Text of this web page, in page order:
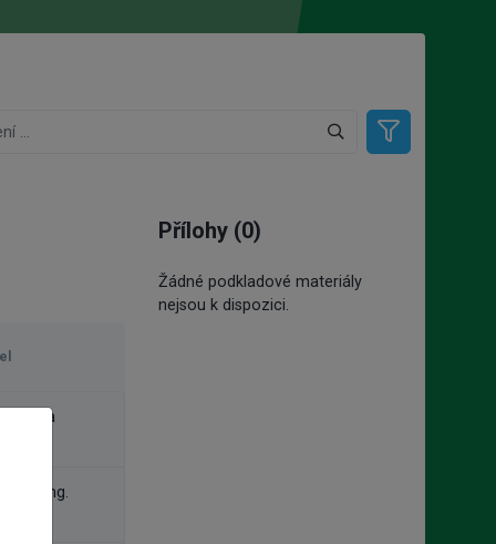
Dana
Ing.
Přílohy (0)
Žádné podkladové materiály
nejsou k dispozici.